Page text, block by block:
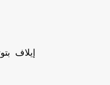
إيلاف